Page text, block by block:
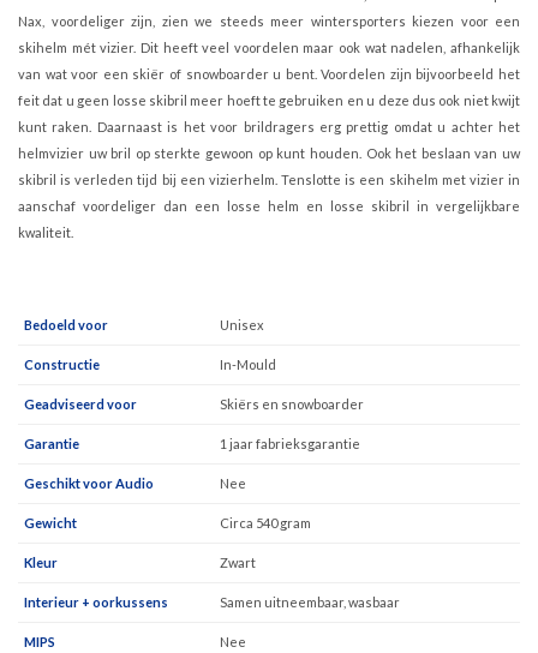
Nax, voordeliger zijn, zien we steeds meer wintersporters kiezen voor een
skihelm mét vizier. Dit heeft veel voordelen maar ook wat nadelen, afhankelijk
van wat voor een skiër of snowboarder u bent. Voordelen zijn bijvoorbeeld het
feit dat u geen losse skibril meer hoeft te gebruiken en u deze dus ook niet kwijt
kunt raken. Daarnaast is het voor brildragers erg prettig omdat u achter het
helmvizier uw bril op sterkte gewoon op kunt houden. Ook het beslaan van uw
skibril is verleden tijd bij een vizierhelm. Tenslotte is een skihelm met vizier in
aanschaf voordeliger dan een losse helm en losse skibril in vergelijkbare
kwaliteit.
Bedoeld voor Unisex
Constructie In-Mould
Geadviseerd voor Skiërs en snowboarder
Garantie 1 jaar fabrieksgarantie
Geschikt voor Audio Nee
Gewicht Circa 540 gram
Kleur Zwart
Interieur + oorkussens Samen uitneembaar, wasbaar
MIPS Nee